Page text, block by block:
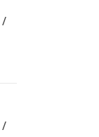
/
/